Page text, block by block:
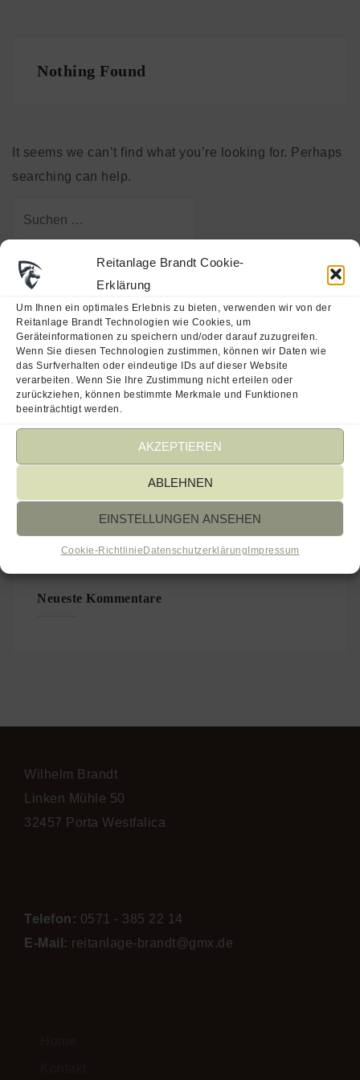
Reitanlage Brandt Cookie-
Erklärung
Um Ihnen ein optimales Erlebnis zu bieten, verwenden wir von der
Reitanlage Brandt Technologien wie Cookies, um
Geräteinformationen zu speichern und/oder darauf zuzugreifen.
Wenn Sie diesen Technologien zustimmen, können wir Daten wie
das Surfverhalten oder eindeutige IDs auf dieser Website
verarbeiten. Wenn Sie Ihre Zustimmung nicht erteilen oder
zurückziehen, können bestimmte Merkmale und Funktionen
beeinträchtigt werden.
AKZEPTIEREN
ABLEHNEN
EINSTELLUNGEN ANSEHEN
Cookie-Richtlinie Datenschutzerklärung Impressum
Nothing Found
It seems we can’t find what you’re looking for. Perhaps
searching can help.
Suchen
nach:
Neueste Kommentare
Wilhelm Brandt
Linken Mühle 50
32457 Porta Westfalica
Telefon: 0571 - 385 22 14
E-Mail: reitanlage-brandt@gmx.de